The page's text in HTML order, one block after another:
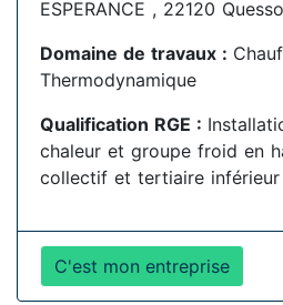
ESPERANCE , 22120
Domaine de travaux :
Thermodynamique
Qualification RGE :
chaleur et groupe froid en
collectif et tertiaire inférieur
C'est mon entreprise